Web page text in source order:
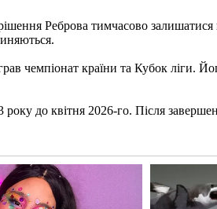
Реброва тимчасово
країни та Кубок ліги.
до квітня 2026-го. Після